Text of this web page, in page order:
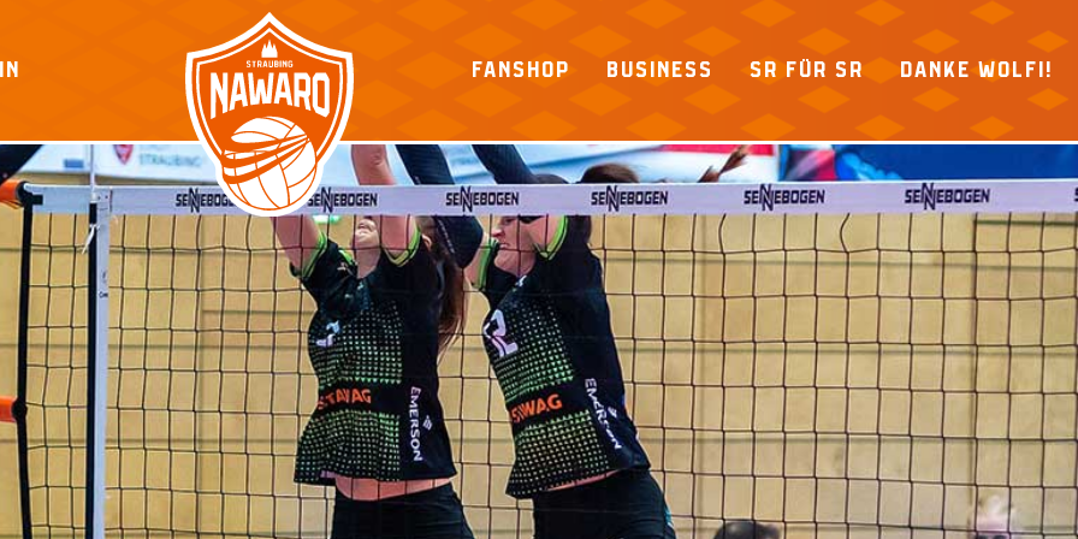
FANSHOP BUSINESS SR FÜR SR DANKE WOLFI!